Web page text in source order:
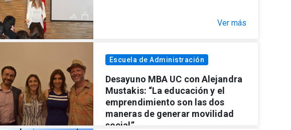
Ver más
Escuela de Administración
Desayuno MBA UC con Alejandra
Mustakis: “La educación y el
emprendimiento son las dos
maneras de generar movilidad
social”